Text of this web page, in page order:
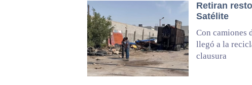
Retiran
Satélite
Con camiones
llegó a la
clausura